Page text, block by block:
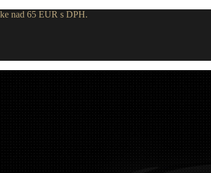
nad 65 EUR s DPH.